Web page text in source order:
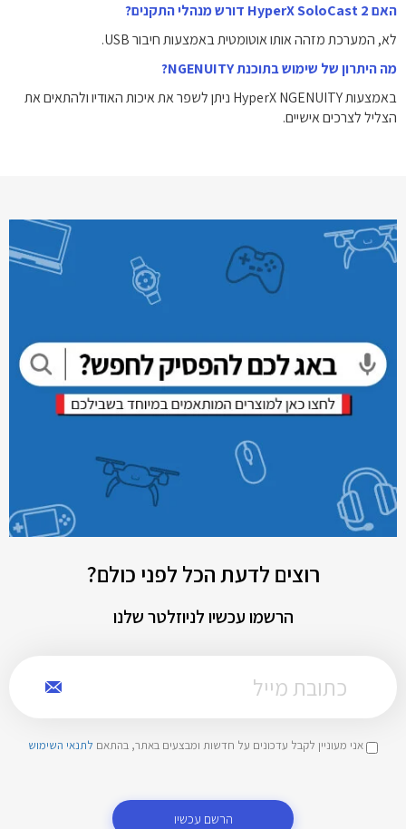
האם HyperX SoloCast 2 דורש מנהלי התקנים?
לא, המערכת מזהה אותו אוטומטית באמצעות חיבור USB.
מה היתרון של שימוש בתוכנת NGENUITY?
באמצעות HyperX NGENUITY ניתן לשפר את איכות האודיו ולהתאים את
הצליל לצרכים אישיים.
רוצים לדעת הכל לפני כולם?
הרשמו עכשיו לניוזלטר שלנו
אני מעוניין לקבל עדכונים על חדשות ומבצעים באתר, בהתאם לתנאי השימוש
הרשם עכשיו